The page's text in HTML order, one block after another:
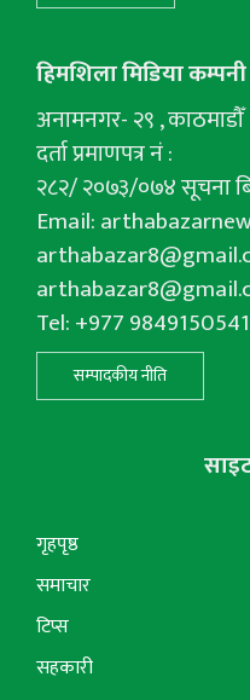
हिमशिला मिडिया कम्पनी
अनामनगर- २९ , काठमाडौँ
दर्ता प्रमाणपत्र नं :
२८२/ २०७३/०७४ सूचना
Email:
Tel: +977 9849150541
सम्पादकीय नीति
गृहपृष्ठ
समाचार
टिप्स
सहकारी